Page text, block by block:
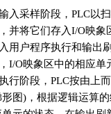
入采样阶段，PLC以
并将它们存入I/O映象
用户程序执行和输出
I/O映象区中的相应单
行阶段，PLC按由上
图)，根据逻辑运算